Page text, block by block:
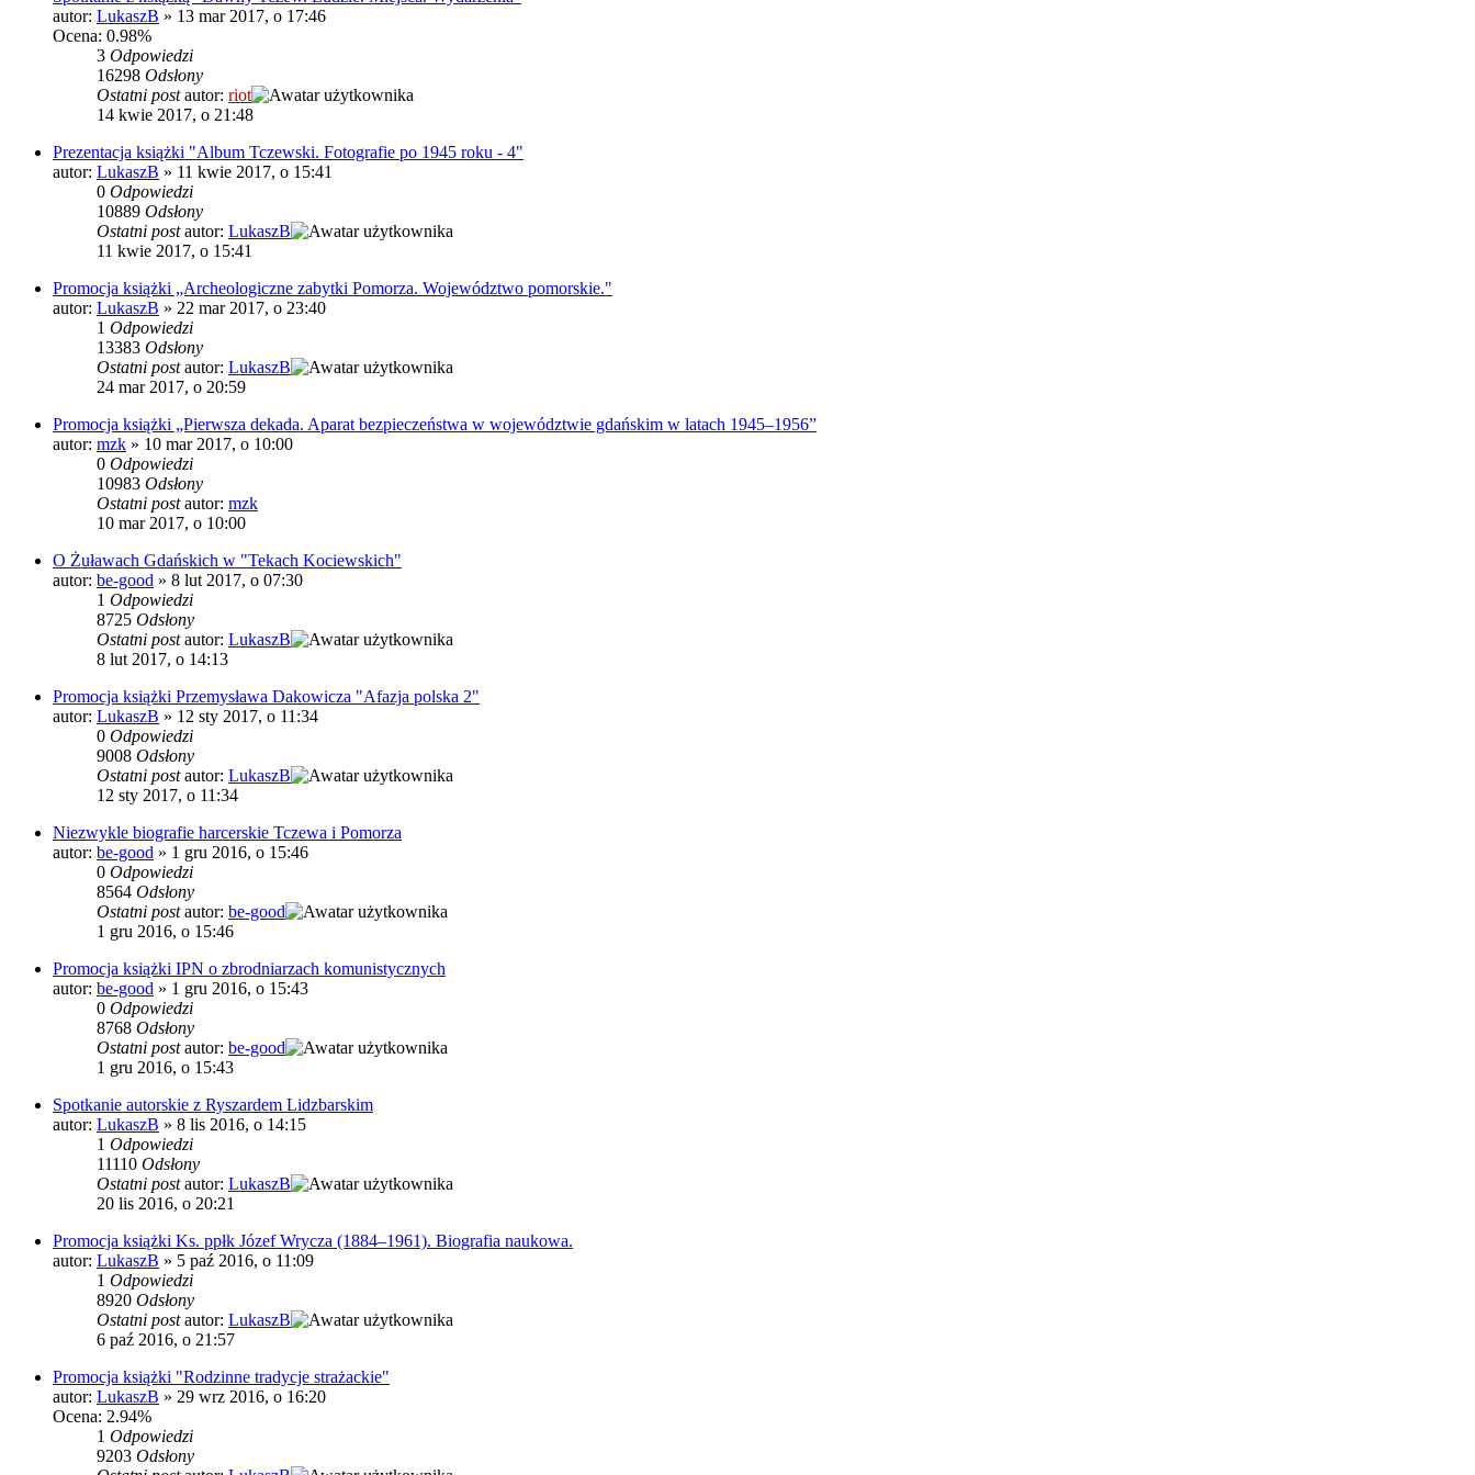
autor: LukaszB » 13 mar 2017, o 17:46
Ocena: 0.98%
3 Odpowiedzi
16298 Odsłony
Ostatni postautor: riot
14 kwie 2017, o 21:48
Prezentacja książki "Album Tczewski. Fotografie po 1945 roku - 4"
autor: LukaszB » 11 kwie 2017, o 15:41
0 Odpowiedzi
10889 Odsłony
Ostatni postautor: LukaszB
11 kwie 2017, o 15:41
Promocja książki „Archeologiczne zabytki Pomorza. Województwo pomorskie."
autor: LukaszB » 22 mar 2017, o 23:40
1 Odpowiedzi
13383 Odsłony
Ostatni postautor: LukaszB
24 mar 2017, o 20:59
Promocja książki „Pierwsza dekada. Aparat bezpieczeństwa w województwie gdańskim w latach 1945–1956”
autor: mzk » 10 mar 2017, o 10:00
0 Odpowiedzi
10983 Odsłony
Ostatni postautor: mzk
10 mar 2017, o 10:00
O Żuławach Gdańskich w "Tekach Kociewskich"
autor: be-good » 8 lut 2017, o 07:30
1 Odpowiedzi
8725 Odsłony
Ostatni postautor: LukaszB
8 lut 2017, o 14:13
Promocja książki Przemysława Dakowicza "Afazja polska 2"
autor: LukaszB » 12 sty 2017, o 11:34
0 Odpowiedzi
9008 Odsłony
Ostatni postautor: LukaszB
12 sty 2017, o 11:34
Niezwykle biografie harcerskie Tczewa i Pomorza
autor: be-good » 1 gru 2016, o 15:46
0 Odpowiedzi
8564 Odsłony
Ostatni postautor: be-good
1 gru 2016, o 15:46
Promocja książki IPN o zbrodniarzach komunistycznych
autor: be-good » 1 gru 2016, o 15:43
0 Odpowiedzi
8768 Odsłony
Ostatni postautor: be-good
1 gru 2016, o 15:43
Spotkanie autorskie z Ryszardem Lidzbarskim
autor: LukaszB » 8 lis 2016, o 14:15
1 Odpowiedzi
11110 Odsłony
Ostatni postautor: LukaszB
20 lis 2016, o 20:21
Promocja książki Ks. ppłk Józef Wrycza (1884–1961). Biografia naukowa.
autor: LukaszB » 5 paź 2016, o 11:09
1 Odpowiedzi
8920 Odsłony
Ostatni postautor: LukaszB
6 paź 2016, o 21:57
Promocja książki "Rodzinne tradycje strażackie"
autor: LukaszB » 29 wrz 2016, o 16:20
Ocena: 2.94%
1 Odpowiedzi
9203 Odsłony